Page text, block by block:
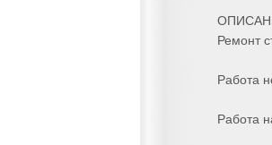
Ремонт
Работа
Работа